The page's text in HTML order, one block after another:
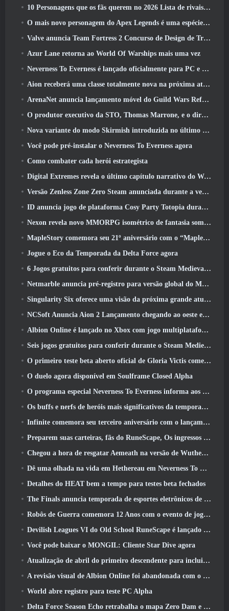
10 Personagens que os fãs querem no 2026 Lista de rivais da Marvel com maior probabilidade e qual a probabilidade de eles acontecerem
O mais novo personagem do Apex Legends é uma espécie de demônio da velocidade
Valve anuncia Team Fortress 2 Concurso de Design de Troféu ÜBERFEST
Azur Lane retorna ao World Of Warships mais uma vez
Neverness To Everness é lançado oficialmente para PC e consoles
Aion receberá uma classe totalmente nova na próxima atualização do Dread Blade
ArenaNet anuncia lançamento móvel do Guild Wars Reforged
O produtor executivo da STO, Thomas Marrone, e o diretor criativo da Neverwinter, Randy Mosiondz, discutem os jogos e o futuro do Cryptic
Nova variante do modo Skirmish introduzida no último ato de Valorant
Você pode pré-instalar o Neverness To Everness agora
Como combater cada herói estrategista
Digital Extremes revela o último capítulo narrativo do Warframe com novos curtas de anime
Versão Zenless Zone Zero Steam anunciada durante a versão 2.8 Programa Especial
ID anuncia jogo de plataforma Cosy Party Totopia durante o Xbox Showcase, Começa o recrutamento beta
Nexon revela novo MMORPG isométrico de fantasia sombria, Brasas dos sem coroa
MapleStory comemora seu 21º aniversário com o “Maple University Event”
Jogue o Eco da Temporada da Delta Force agora
6 Jogos gratuitos para conferir durante o Steam Medieval Fest
Netmarble anuncia pré-registro para versão global do MMORPG de ficção científica RF Online Next
Singularity Six oferece uma visão da próxima grande atualização de Palia, The Royal Highlands
NCSoft Anuncia Aion 2 Lançamento chegando ao oeste este ano
Albion Online é lançado no Xbox com jogo multiplataforma completo
Seis jogos gratuitos para conferir durante o Steam Medieval Fest
O primeiro teste beta aberto oficial de Gloria Victis começa hoje
O duelo agora disponível em Soulframe Closed Alpha
O programa especial Neverness To Everness informa aos jogadores o que esperar dos lançamentos
Os buffs e nerfs de heróis mais significativos da temporada 7.5
Infinite comemora seu terceiro aniversário com o lançamento do SS12 Lunaria hoje
Preparem suas carteiras, fãs do RuneScape, Os ingressos para o RuneFest estão prestes a ser colocados à venda
Chegou a hora de resgatar Aemeath na versão de Wuthering Waves 3.3 Atualizar
Dê uma olhada na vida em Hethereau em Neverness To Everness, vídeo de pré-visualização do jogo de lançamento
Detalhes do HEAT bem a tempo para testes beta fechados
The Finals anuncia temporada de esportes eletrônicos de US$ 200 mil
Robôs de Guerra comemora 12 Anos com o evento de jogos robóticos marcianos
Devilish Leagues VI do Old School RuneScape é lançado hoje
Você pode baixar o MONGIL: Cliente Star Dive agora
Atualização de abril do primeiro descendente para incluir versão beta do novo conteúdo do Endgame
A revisão visual de Albion Online foi abandonada com o lançamento da atualização Radiant Wilds hoje
World abre registro para teste PC Alpha
Delta Force Season Echo retrabalha o mapa Zero Dam e expande a jogabilidade das operações